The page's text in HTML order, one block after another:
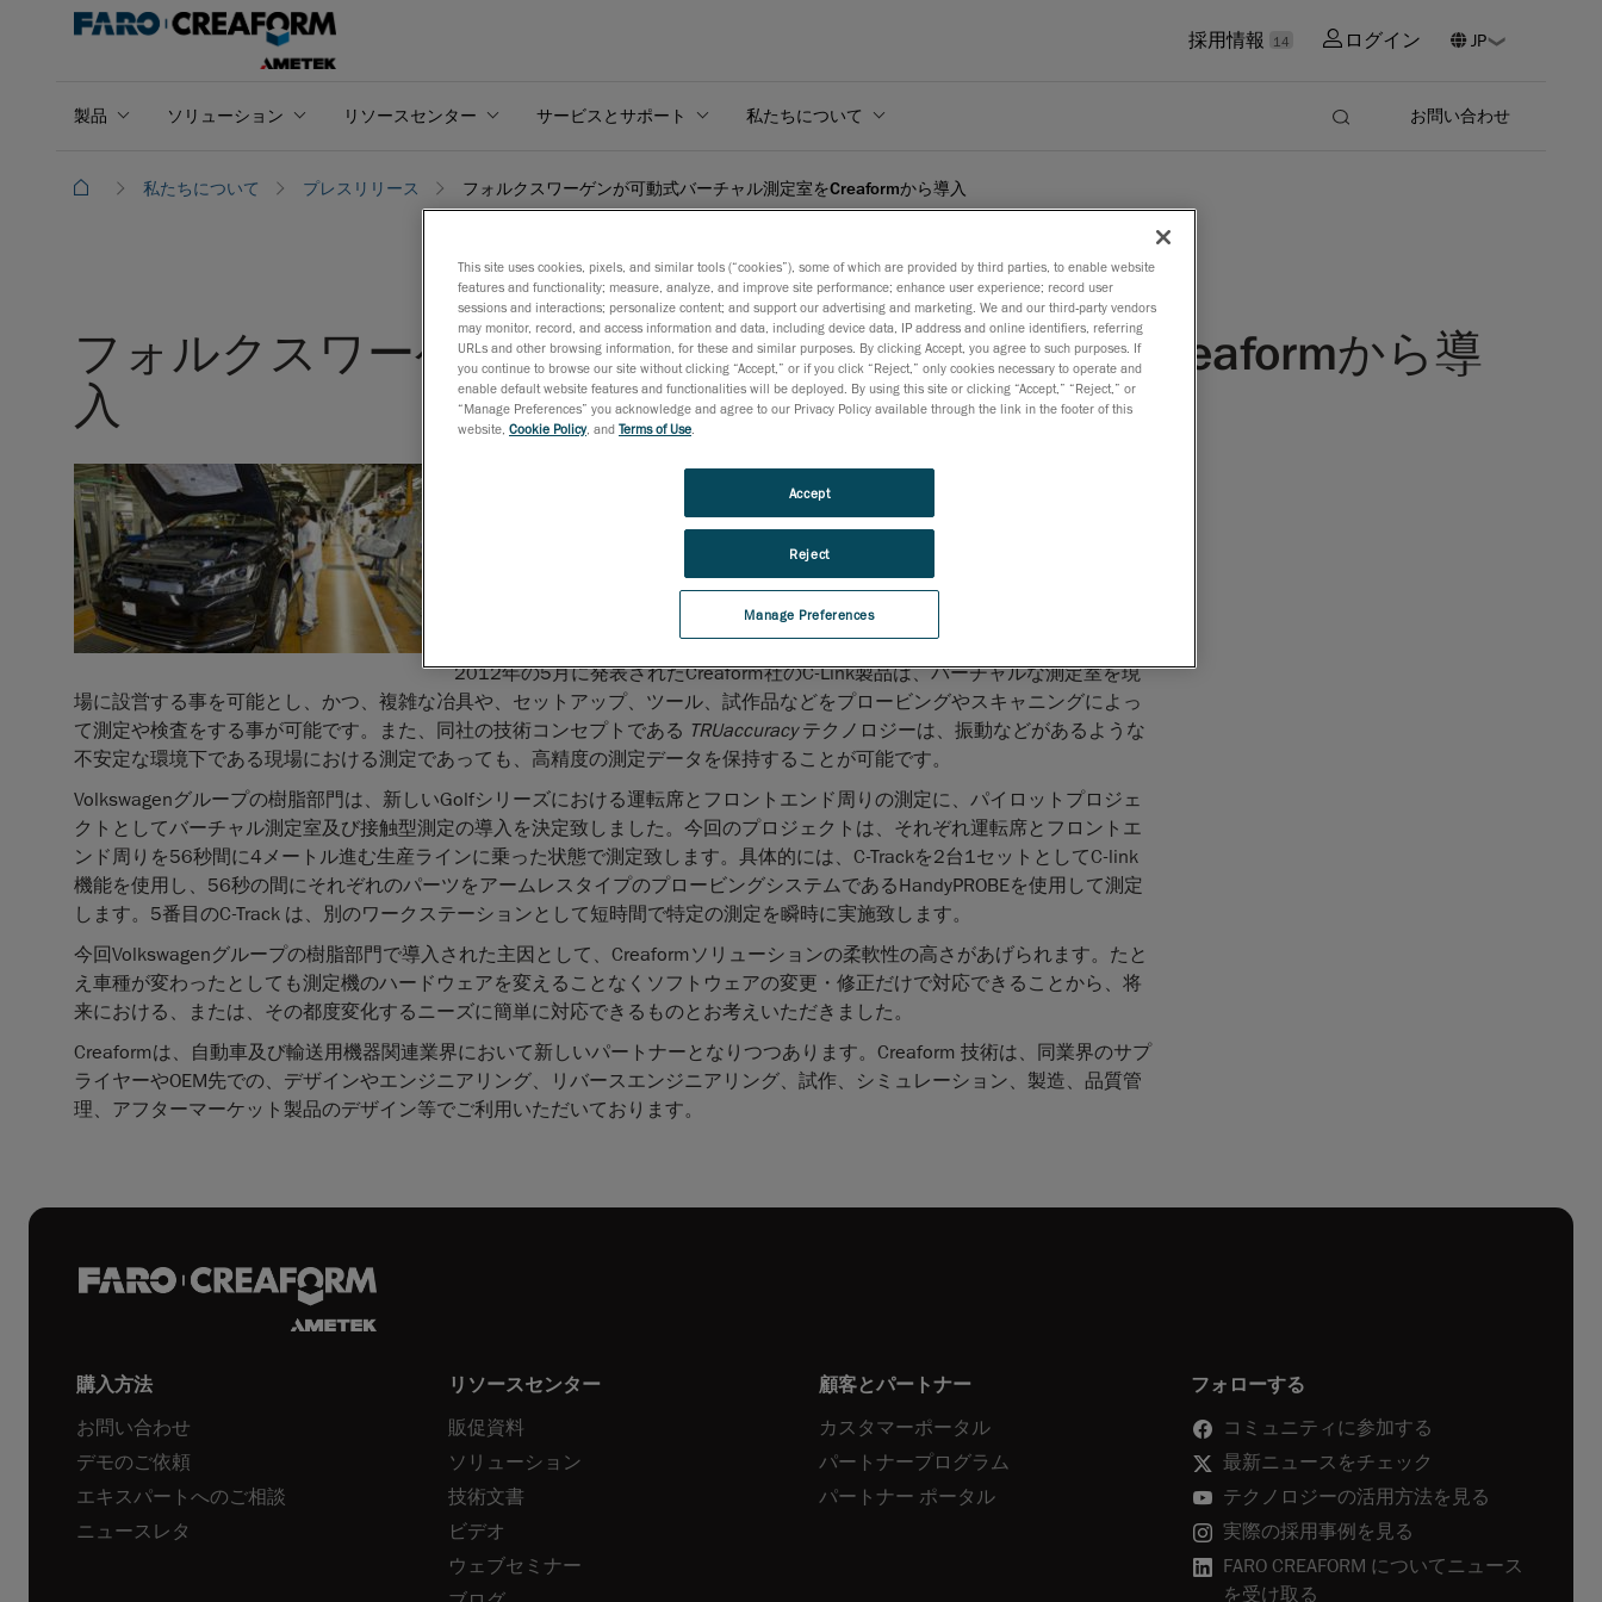
採用情報 14 ログイン
製品 ソリューション リソースセンター サービスとサポート 私たちについて お問い合わせ
私たちについて プレスリリース フォルクスワーゲンが可動式バーチャル測定室をCreaformから導入
フォルクスワーゲンが可動式バーチャル測定室をCreaformから導
入
レヴィ、ケベック州（カナダ）、2013年2月7日 –ポータブル3D測定ソリューシ
ョンと3Dエンジニアリングサービスの業界最大手のCreaform社は、自動車業界大
手のVolkswagen グループの樹脂部門のパイロットプロジェクトとして、Creaform
社の測定技術で装備されたバーチャル測定室がウォルスブルグ（ドイツ）の工場
で採用された事を発表致しました。
2012年の5月に発表されたCreaform社のC-Link製品は、バーチャルな測定室を現
場に設営する事を可能とし、かつ、複雑な冶具や、セットアップ、ツール、試作品などをプロービングやスキャニングによっ
て測定や検査をする事が可能です。また、同社の技術コンセプトである TRUaccuracyテクノロジーは、振動などがあるような
不安定な環境下である現場における測定であっても、高精度の測定データを保持することが可能です。
Volkswagenグループの樹脂部門は、新しいGolfシリーズにおける運転席とフロントエンド周りの測定に、パイロットプロジェ
クトとしてバーチャル測定室及び接触型測定の導入を決定致しました。今回のプロジェクトは、それぞれ運転席とフロントエ
ンド周りを56秒間に4メートル進む生産ラインに乗った状態で測定致します。具体的には、C‑Trackを2台1セットとしてC-link
機能を使用し、56秒の間にそれぞれのパーツをアームレスタイプのプロービングシステムであるHandyPROBEを使用して測定
します。5番目のC‑Track は、別のワークステーションとして短時間で特定の測定を瞬時に実施致します。
今回Volkswagenグループの樹脂部門で導入された主因として、Creaformソリューションの柔軟性の高さがあげられます。たと
え車種が変わったとしても測定機のハードウェアを変えることなくソフトウェアの変更・修正だけで対応できることから、将
来における、または、その都度変化するニーズに簡単に対応できるものとお考えいただきました。
Creaformは、自動車及び輸送用機器関連業界において新しいパートナーとなりつつあります。Creaform 技術は、同業界のサプ
ライヤーやOEM先での、デザインやエンジニアリング、リバースエンジニアリング、試作、シミュレーション、製造、品質管
理、アフターマーケット製品のデザイン等でご利用いただいております。
購入方法
お問い合わせ
デモのご依頼
エキスパートへのご相談
ニュースレタ
リソースセンター
販促資料
ソリューション
技術文書
ビデオ
ウェブセミナー
顧客とパートナー
カスタマーポータル
パートナープログラム
パートナー ポータル
フォローする
コミュニティに参加する
最新ニュースをチェック
テクノロジーの活用方法を見る
実際の採用事例を見る
FARO CREAFORM についてニュース
を受け取る
This site uses cookies, pixels, and similar tools (“cookies”), some of which are provided by third parties, to enable website
features and functionality; measure, analyze, and improve site performance; enhance user experience; record user
sessions and interactions; personalize content; and support our advertising and marketing. We and our third-party vendors
may monitor, record, and access information and data, including device data, IP address and online identifiers, referring
URLs and other browsing information, for these and similar purposes. By clicking Accept, you agree to such purposes. If
you continue to browse our site without clicking “Accept,” or if you click “Reject,” only cookies necessary to operate and
enable default website features and functionalities will be deployed. By using this site or clicking “Accept,” “Reject,” or
“Manage Preferences” you acknowledge and agree to our Privacy Policy available through the link in the footer of this
website, Cookie Policy, and Terms of Use
Manage Preferences
Reject
Accept